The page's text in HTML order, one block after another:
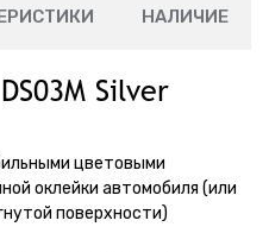
НАЛИЧИЕ
Silver
цветовыми
оклейки автомобиля (или
поверхности)